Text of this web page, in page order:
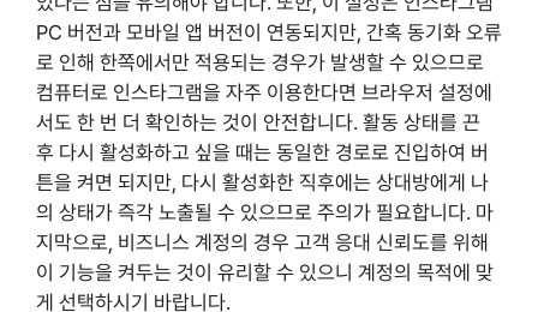
PC 버전과 모바일 앱 버전이 연동되지만, 간혹 동기화 오류
로 인해 한쪽에서만 적용되는 경우가 발생할 수 있으므로
컴퓨터로 인스타그램을 자주 이용한다면 브라우저 설정에
서도 한 번 더 확인하는 것이 안전합니다. 활동 상태를 끈
후 다시 활성화하고 싶을 때는 동일한 경로로 진입하여 버
튼을 켜면 되지만, 다시 활성화한 직후에는 상대방에게 나
의 상태가 즉각 노출될 수 있으므로 주의가 필요합니다. 마
지막으로, 비즈니스 계정의 경우 고객 응대 신뢰도를 위해
이 기능을 켜두는 것이 유리할 수 있으니 계정의 목적에 맞
게 선택하시기 바랍니다.